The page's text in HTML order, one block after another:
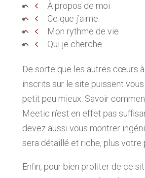
À propos de moi
Ce que j’aime
Mon rythme de vie
Qui je cherche
De sorte que les autres cœurs
inscrits sur le site puissent
petit peu mieux. Savoir
Meetic n’est en effet pas
devez aussi vous montrer
sera détaillé et riche, plus votre
Enfin, pour bien profiter de ce